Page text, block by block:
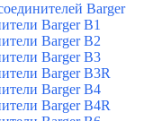
Barger
Barger B1
Barger B2
Barger B3
Barger B3R
Barger B4
Barger B4R